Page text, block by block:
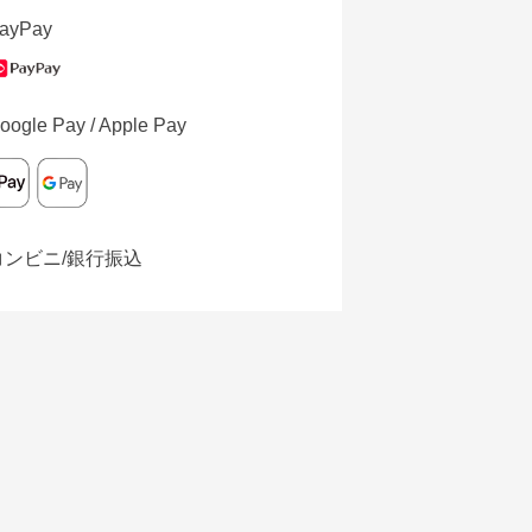
Pay / Apple Pay
ンビニ/銀行振込